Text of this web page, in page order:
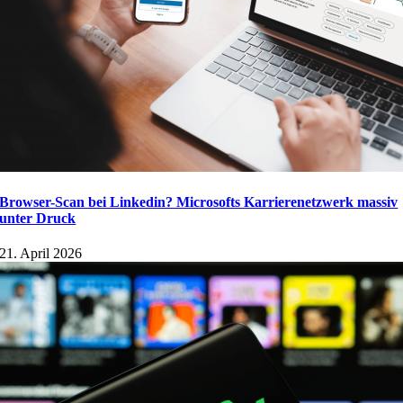
Browser-Scan bei Linkedin? Microsofts Karrierenetzwerk massiv
unter Druck
21. April 2026